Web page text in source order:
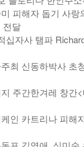
피해자 돕기 사랑
전달
Richard M.
최 신동하박사 초
주간한겨레 창간
인 카트리나 피해